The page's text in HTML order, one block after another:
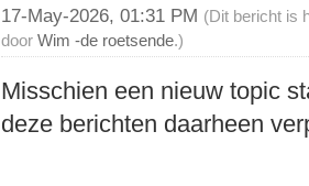
17-May-2026, 01:31 PM (Dit bericht is
doorWim -de roetsende.)
Misschien een nieuw topic
deze berichten daarheen